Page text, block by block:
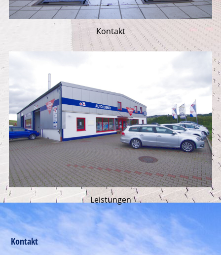
Kontakt
Leistungen
Kontakt